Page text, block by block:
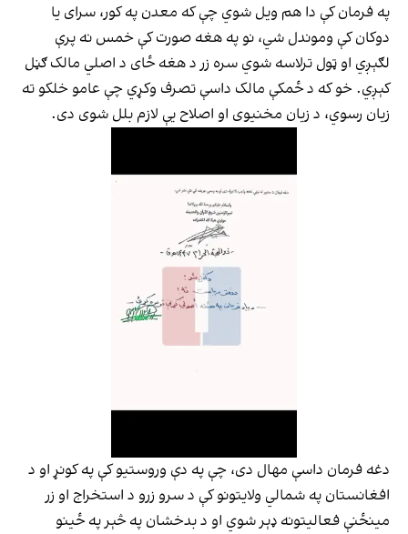
په فرمان کې دا هم ویل شوي چې که معدن په کور، سرای یا
دوکان کې وموندل شي، نو په هغه صورت کې خمس نه پرې
لګېږي او ټول ترلاسه شوي سره زر د هغه ځای د اصلي مالک ګڼل
کېږي. خو که د ځمکې مالک داسې تصرف وکړي چې عامو خلکو ته
زیان رسوي، د زیان مخنیوی او اصلاح یې لازم بلل شوی دی.
دغه فرمان داسې مهال دی، چې په دې وروستیو کې په کونړ او د
افغانستان په شمالي ولایتونو کې د سرو زرو د استخراج او زر
مینځنې فعالیتونه ډېر شوي او د بدخشان په څېر په ځینو